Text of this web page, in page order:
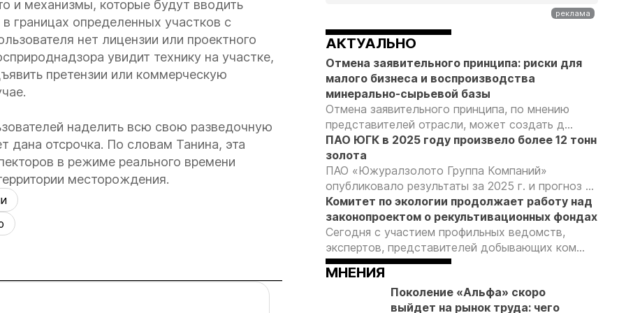
и механизмы, которые будут вводить
границах определенных участков с
нет лицензии или проектного
увидит технику на участке,
претензии или коммерческую
наделить всю свою разведочную
отсрочка. По словам Танина, эта
в режиме реального времени
месторождения.
АКТУАЛЬНО
Отмена заявительного принципа: риски для
малого бизнеса и воспроизводства
минерально-сырьевой базы
Отмена заявительного принципа, по мнению
представителей отрасли, может создать д...
ПАО ЮГК в 2025 году произвело более 12 тонн
золота
ПАО «Южуралзолото Группа Компаний»
опубликовало результаты за 2025 г. и прогноз ...
Комитет по экологии продолжает работу над
законопроектом о рекультивационных фондах
Сегодня с участием профильных ведомств,
экспертов, представителей добывающих ком...
МНЕНИЯ
Поколение «Альфа» скоро
выйдет на рынок труда: чего